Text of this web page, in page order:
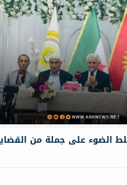
الضوء على جملة من